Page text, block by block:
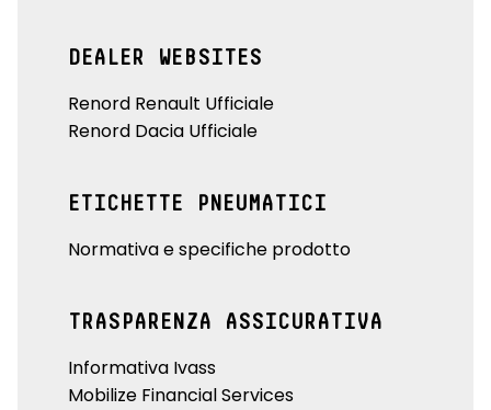
DEALER WEBSITES
Renord Renault Ufficiale
Renord Dacia Ufficiale
ETICHETTE PNEUMATICI
Normativa e specifiche prodotto
TRASPARENZA ASSICURATIVA
Informativa Ivass
Mobilize Financial Services